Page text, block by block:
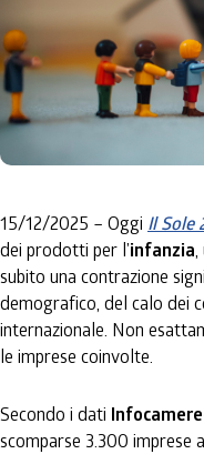
15/12/2025 – Oggi Il Sole
dei prodotti per l’infanzia
subito una contrazione
demografico, del calo dei
internazionale. Non
le imprese coinvolte.
Secondo i dati
scomparse 3.300 imprese